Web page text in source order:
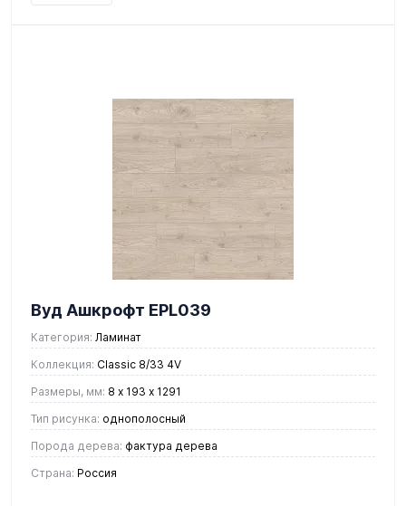
Вуд Ашкрофт EPL039
Категория: Ламинат
Коллекция: Classic 8/33 4V
Размеры, мм: 8 х 193 х 1291
Тип рисунка: однополосный
Порода дерева: фактура дерева
Страна: Россия